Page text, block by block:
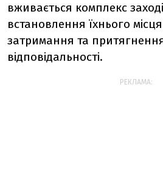
вживається комплекс
встановлення їхнього
затримання та
відповідальності.
РЕКЛАМА: